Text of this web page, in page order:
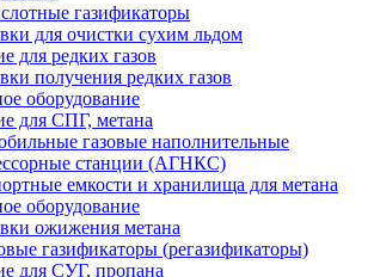
газификаторы
для очистки сухим льдом
для редких газов
получения редких газов
оборудование
для СПГ, метана
газовые наполнительные
станции (АГНКС)
емкости и хранилища для метана
оборудование
ожижения метана
газификаторы (регазификаторы)
для СУГ, пропана